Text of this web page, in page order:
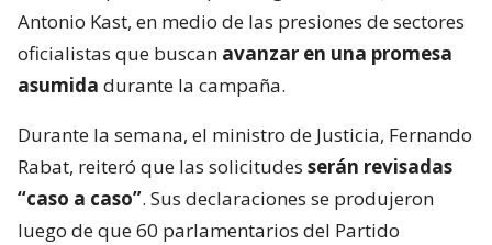
Antonio Kast, en medio de las presiones de sectores
oficialistas que buscan avanzar en una promesa
asumida durante la campaña.
Durante la semana, el ministro de Justicia, Fernando
Rabat, reiteró que las solicitudes serán revisadas
“caso a caso”. Sus declaraciones se produjeron
luego de que 60 parlamentarios del Partido